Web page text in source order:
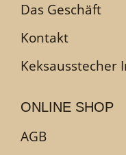
Das Geschäft
Kontakt
Keksausstecher
ONLINE SHOP
AGB